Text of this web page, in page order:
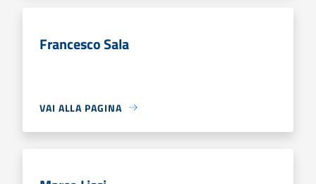
Francesco Sala
VAI ALLA PAGINA